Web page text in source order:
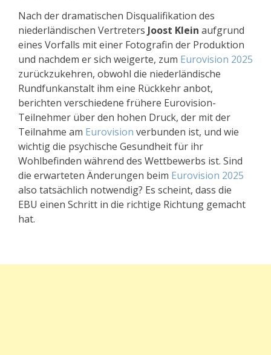
Nach der dramatischen Disqualifikation des
niederländischen Vertreters Joost Klein aufgrund
eines Vorfalls mit einer Fotografin der Produktion
und nachdem er sich weigerte, zum Eurovision 2025
zurückzukehren, obwohl die niederländische
Rundfunkanstalt ihm eine Rückkehr anbot,
berichten verschiedene frühere Eurovision-
Teilnehmer über den hohen Druck, der mit der
Teilnahme am Eurovision verbunden ist, und wie
wichtig die psychische Gesundheit für ihr
Wohlbefinden während des Wettbewerbs ist. Sind
die erwarteten Änderungen beim Eurovision 2025
also tatsächlich notwendig? Es scheint, dass die
EBU einen Schritt in die richtige Richtung gemacht
hat.